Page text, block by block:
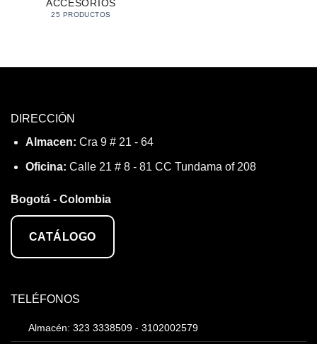
ACCESORIOS
25 PRODUCTOS
DIRECCIÓN
Almacen: Cra 9 # 21 - 64
Oficina: Calle 21 # 8 - 81 CC Tundama of 208
Bogotá - Colombia
CATÁLOGO
TELÉFONOS
Almacén: 323 3338509 - 3102002579